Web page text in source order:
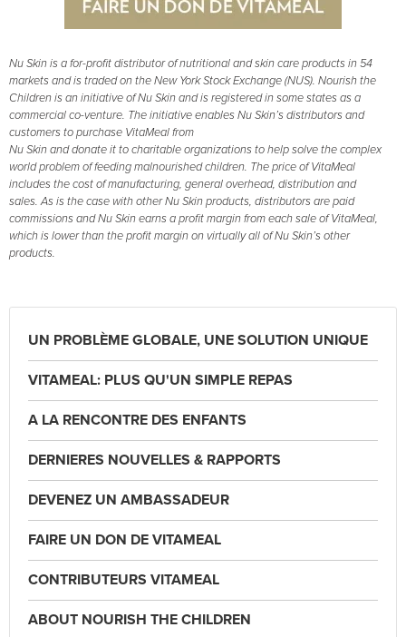
Nu Skin is a for-profit distributor of nutritional and skin care products in 54
markets and is traded on the New York Stock Exchange (NUS). Nourish the
Children is an initiative of Nu Skin and is registered in some states as a
commercial co-venture. The initiative enables Nu Skin’s distributors and
customers to purchase VitaMeal from
Nu Skin and donate it to charitable organizations to help solve the complex
world problem of feeding malnourished children. The price of VitaMeal
includes the cost of manufacturing, general overhead, distribution and
sales. As is the case with other Nu Skin products, distributors are paid
commissions and Nu Skin earns a profit margin from each sale of VitaMeal,
which is lower than the profit margin on virtually all of Nu Skin’s other
products.
UN PROBLÈME GLOBALE, UNE SOLUTION UNIQUE
VITAMEAL: PLUS QU'UN SIMPLE REPAS
A LA RENCONTRE DES ENFANTS
DERNIERES NOUVELLES & RAPPORTS
DEVENEZ UN AMBASSADEUR
FAIRE UN DON DE VITAMEAL
CONTRIBUTEURS VITAMEAL
ABOUT NOURISH THE CHILDREN